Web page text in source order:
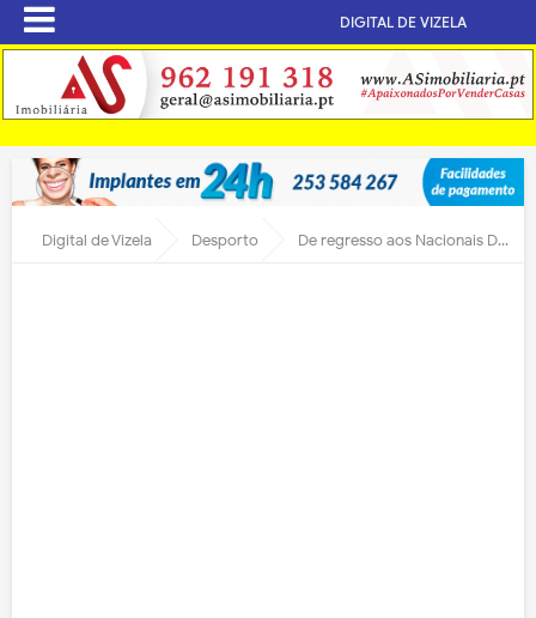
DIGITAL DE VIZELA
Digital de Vizela Desporto De regresso aos Nacionais DJA homenageado pela Câmara